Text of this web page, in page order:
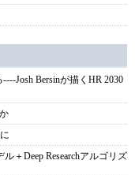
Josh Bersinが描くHR 2030
＋Deep Researchアルゴリズ